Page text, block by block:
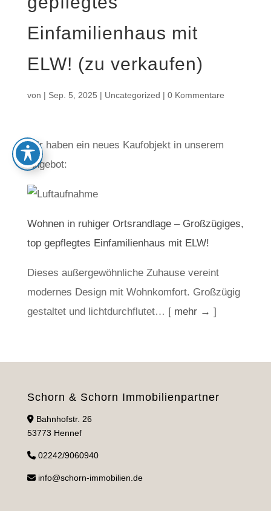
Einfamilienhaus mit
ELW! (zu verkaufen)
von | Sep. 5, 2025 | Uncategorized | 0 Kommentare
Wir haben ein neues Kaufobjekt in unserem
Angebot:
Wohnen in ruhiger Ortsrandlage – Großzügiges,
top gepflegtes Einfamilienhaus mit ELW!
Dieses außergewöhnliche Zuhause vereint
modernes Design mit Wohnkomfort. Großzügig
gestaltet und lichtdurchflutet… [ mehr → ]
Schorn & Schorn Immobilienpartner
Bahnhofstr. 26
53773 Hennef
02242/9060940
info@schorn-immobilien.de